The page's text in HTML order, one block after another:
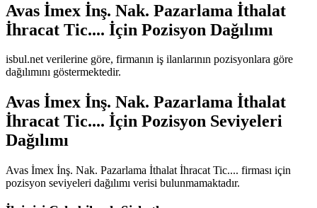
Avas İmex İnş. Nak. Pazarlama İthalat
İhracat Tic.... İçin Pozisyon Dağılımı
isbul.net verilerine göre, firmanın iş ilanlarının pozisyonlara göre
dağılımını göstermektedir.
Avas İmex İnş. Nak. Pazarlama İthalat
İhracat Tic.... İçin Pozisyon Seviyeleri
Dağılımı
Avas İmex İnş. Nak. Pazarlama İthalat İhracat Tic.... firması için
pozisyon seviyeleri dağılımı verisi bulunmamaktadır.